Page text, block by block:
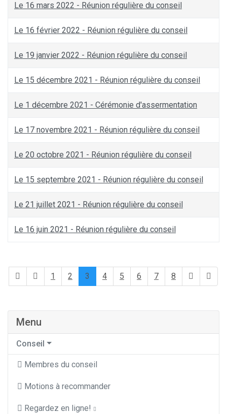
Le 16 mars 2022 - Réunion régulière du conseil
Le 16 février 2022 - Réunion régulière du conseil
Le 19 janvier 2022 - Réunion régulière du conseil
Le 15 décembre 2021 - Réunion régulière du conseil
Le 1 décembre 2021 - Cérémonie d'assermentation
Le 17 novembre 2021 - Réunion régulière du conseil
Le 20 octobre 2021 - Réunion régulière du conseil
Le 15 septembre 2021 - Réunion régulière du conseil
Le 21 juillet 2021 - Réunion régulière du conseil
Le 16 juin 2021 - Réunion régulière du conseil
1 2 3 4 5 6 7 8
Menu
Conseil
Membres du conseil
Motions à recommander
Regardez en ligne!